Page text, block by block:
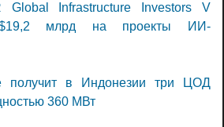
Global Infrastructure Investors V
$19,2 млрд на проекты ИИ-
получит в Индонезии три ЦОД
360 МВт